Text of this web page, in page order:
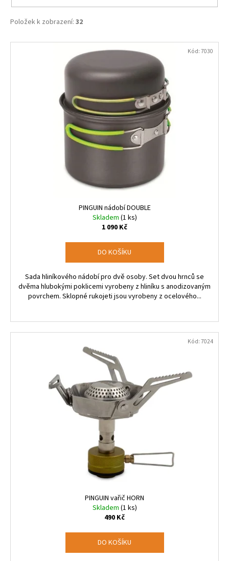
Položek k zobrazení: 32
V
PINGUIN nádobí DOUBLE
Skladem (1 ks)
1 090 Kč
DO KOŠÍKU
Sada hliníkového nádobí pro dvě osoby. Set dvou hrnců se
dvěma hlubokými poklicemi vyrobeny z hliníku s anodizovaným
povrchem. Sklopné rukojeti jsou vyrobeny z ocelového...
Kód:7030
PINGUIN vařič HORN
Skladem (1 ks)
490 Kč
DO KOŠÍKU
Kód:7024